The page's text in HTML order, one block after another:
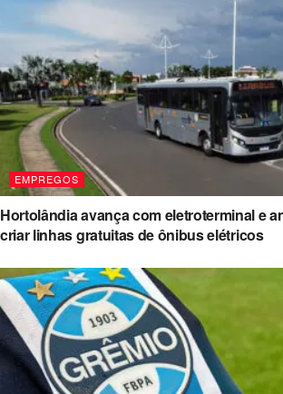
EMPREGOS
Hortolândia avança com eletroterminal e
criar linhas gratuitas de ônibus elétricos